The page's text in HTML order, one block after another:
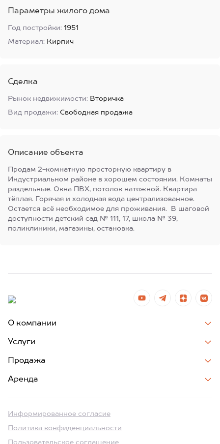
Параметры жилого дома
Год постройки: 1951
Материал: Кирпич
Сделка
Рынок недвижимости: Вторичка
Вид продажи: Свободная продажа
Описание объекта
Продам 2-комнатную просторную квартиру в
Индустриальном районе в хорошем состоянии. Комнаты
раздельные. Окна ПВХ, потолок натяжной. Квартира
тёплая. Горячая и холодная вода централизованное.
Остается всё необходимое для проживания. В шаговой
доступности детский сад № 111, 17, школа № 39,
поликлиники, магазины, остановка.
О компании
Услуги
Продажа
Аренда
Информированное согласие
Политика конфиденциальности
Пользовательское соглашение